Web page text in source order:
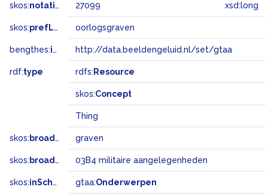
skos:notation 27099 xsd:long
skos:prefLabel oorlogsgraven
bengthes:inSet http://data.beeldengeluid.nl/set/gtaa
rdf:type rdfs: Resource
skos:Concept
Thing
skos: broader graven
skos: broadMatch 03B4 militaire aangelegenheden
skos:inScheme gtaa:Onderwerpen